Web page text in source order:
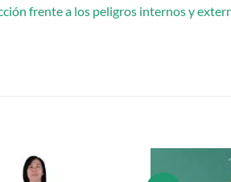
frente a los peligros internos y